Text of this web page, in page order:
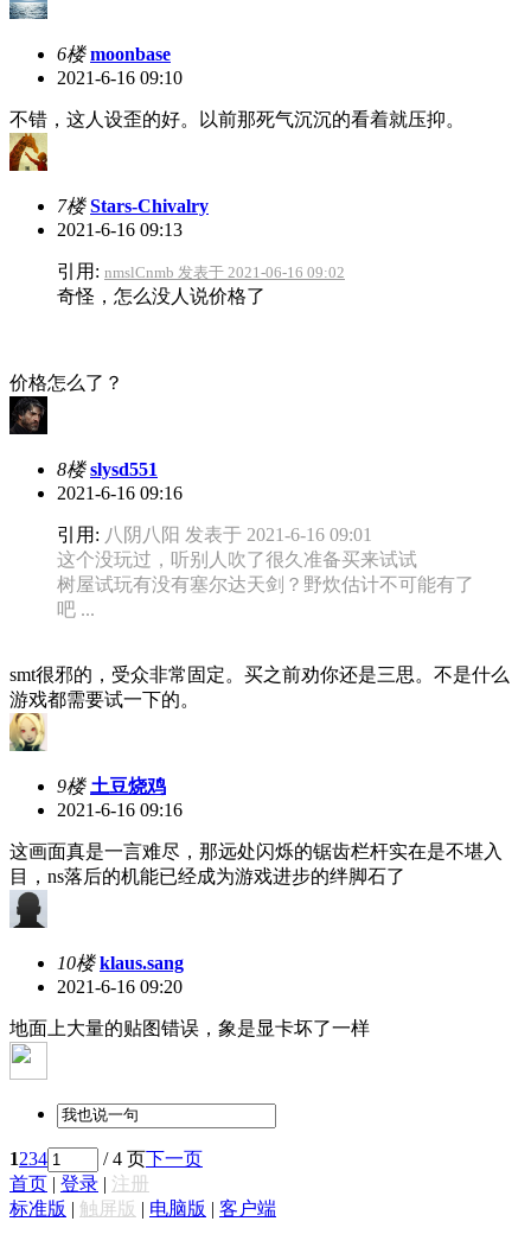
6楼 moonbase
2021-6-16 09:10
不错，这人设歪的好。以前那死气沉沉的看着就压抑。
7楼 Stars-Chivalry
2021-6-16 09:13
引用: nmslCnmb 发表于 2021-06-16 09:02
奇怪，怎么没人说价格了
价格怎么了？
8楼 slysd551
2021-6-16 09:16
引用: 八阴八阳 发表于 2021-6-16 09:01
这个没玩过，听别人吹了很久准备买来试试
树屋试玩有没有塞尔达天剑？野炊估计不可能有了
吧 ...
smt很邪的，受众非常固定。买之前劝你还是三思。不是什么
游戏都需要试一下的。
9楼 土豆烧鸡
2021-6-16 09:16
这画面真是一言难尽，那远处闪烁的锯齿栏杆实在是不堪入
目，ns落后的机能已经成为游戏进步的绊脚石了
10楼 klaus.sang
2021-6-16 09:20
地面上大量的贴图错误，象是显卡坏了一样
1234 / 4 页下一页
首页 | 登录 | 注册
标准版 | 触屏版 | 电脑版 | 客户端